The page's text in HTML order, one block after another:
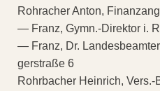
Rohracher Anton,
— Franz, Gymn.-Direktor i.
— Franz, Dr.
gerstraße 6
Rohrbacher Heinrich,